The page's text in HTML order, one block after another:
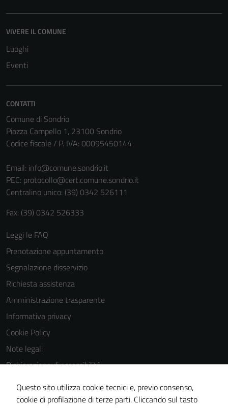
VIVERE IL COMUNE
Luoghi
Eventi
CONTATTI
Comune di Sondrio
Piazza Campello 1, 23100 Sondrio
Codice fiscale / P. IVA: 00095450144
Email: info@comune.sondrio.it
PEC: protocollo@cert.comune.sondrio.it
Centralino unico: (39) 0342 526111
Fax: (39) 0342 526333
Leggi le FAQ
Prenotazione appuntamento
Segnalazione disservizio
Richiesta assistenza
Amministrazione trasparente
Informativa privacy
Cookie Policy
Note legali
Dichiarazione di accessibilità
Dichiarazione di accessibilità Servizi
Whistleblowing
Questo sito utilizza cookie tecnici e, previo consenso,
cookie di profilazione di terze parti. Cliccando sul tasto
funzionamento
Questi cookie
personali.